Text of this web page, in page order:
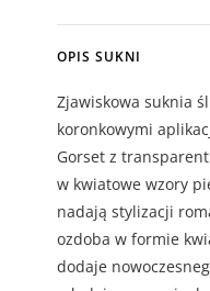
OPIS SUKNI
Zjawiskowa suknia
koronkowymi
Gorset z
w kwiatowe wzory
nadają stylizacji
ozdoba w formie
dodaje